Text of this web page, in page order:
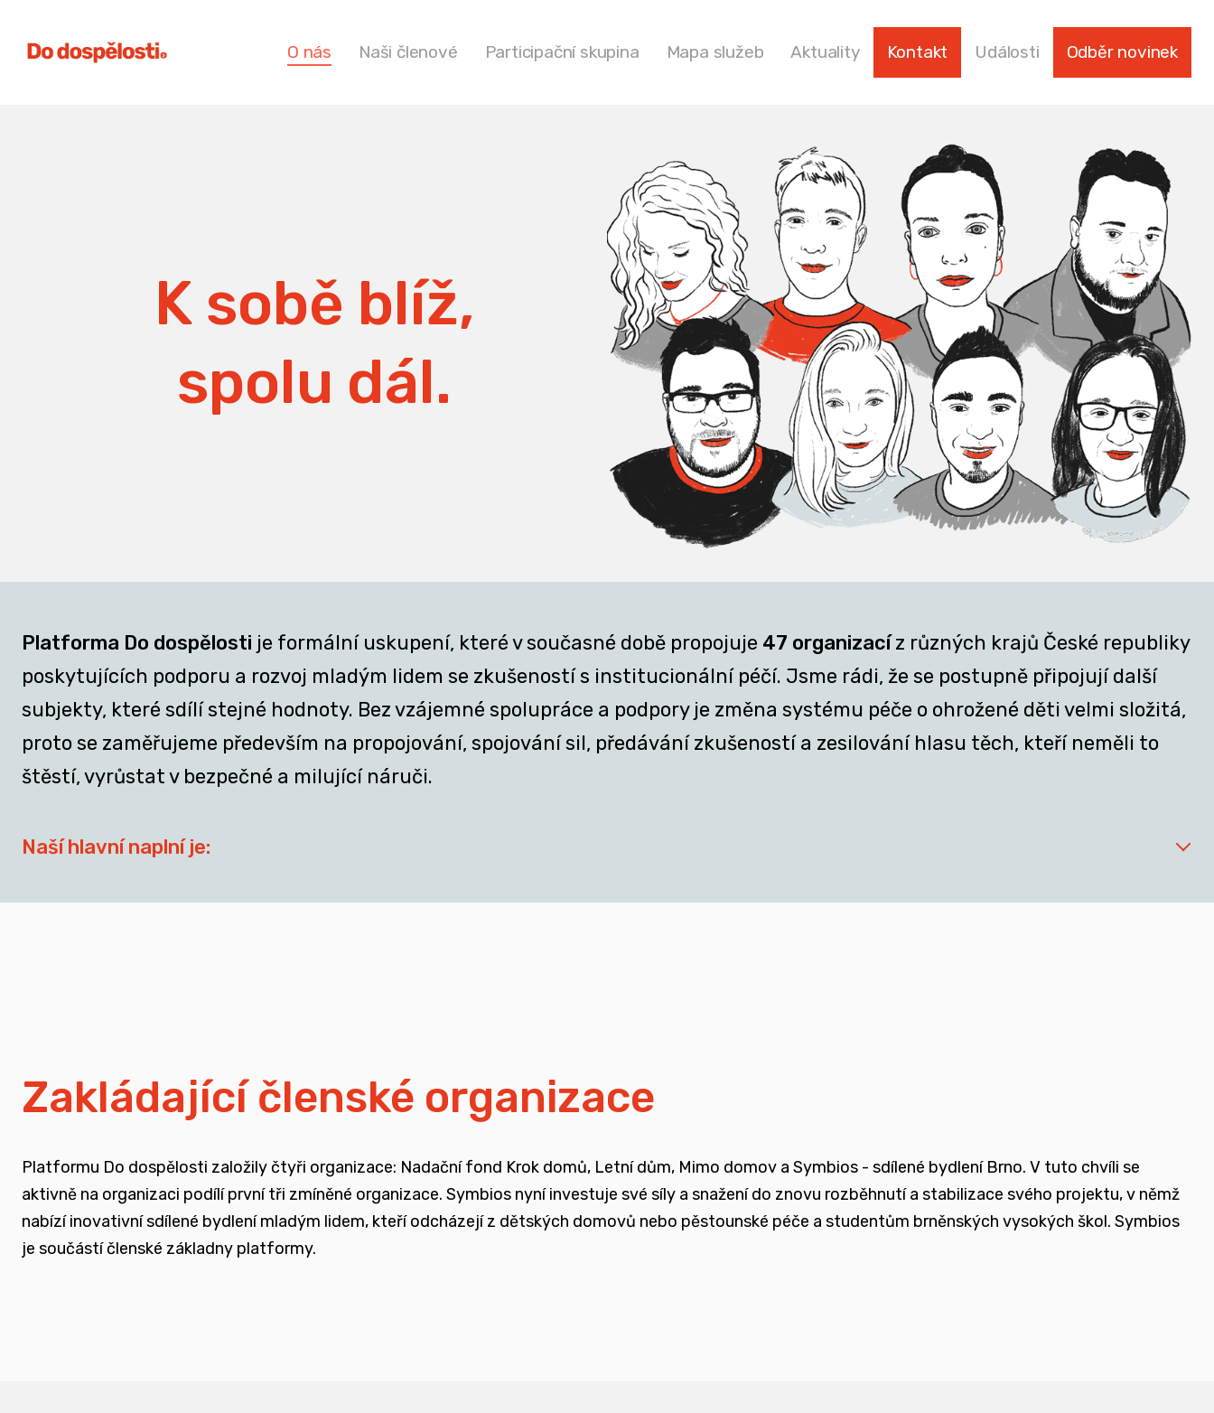
O nás Naši členové Participační skupina Mapa služeb Aktuality Kontakt Události Odběr novinek
K sobě blíž,
spolu dál.
Platforma Do dospělosti je formální uskupení, které v současné době propojuje 47 organizacíz různých krajů České republiky
poskytujících podporu a rozvoj mladým lidem se zkušeností s institucionální péčí. Jsme rádi, že se postupně připojují další
subjekty, které sdílí stejné hodnoty. Bez vzájemné spolupráce a podpory je změna systému péče o ohrožené děti velmi složitá,
proto se zaměřujeme především na propojování, spojování sil, předávání zkušeností a zesilování hlasu těch, kteří neměli to
štěstí, vyrůstat v bezpečné a milující náruči.
Naší hlavní naplní je:
rozvíjet dialog a vést kontruktivní debaty spojené se změnou systému péče o ohrožené děti
podporovat vzdělání a osvětu nejen u svých členů, ale také u odborné veřejnosti
měnit pohledy na práci s traumatizovanými dětmi
Zakládající členské organizace
Platformu Do dospělosti založily čtyři organizace: Nadační fond Krok domů, Letní dům, Mimo domov a Symbios - sdílené bydlení Brno. V tuto chvíli se
aktivně na organizaci podílí první tři zmíněné organizace. Symbios nyní investuje své síly a snažení do znovu rozběhnutí a stabilizace svého projektu, v němž
nabízí inovativní sdílené bydlení mladým lidem, kteří odcházejí z dětských domovů nebo pěstounské péče a studentům brněnských vysokých škol. Symbios
je součástí členské základny platformy.